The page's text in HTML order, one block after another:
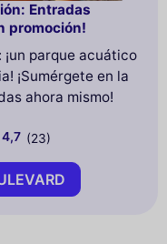
Entradas
promoción!
parque acuático
¡Sumérgete en la
ahora mismo!
4,7 (23)